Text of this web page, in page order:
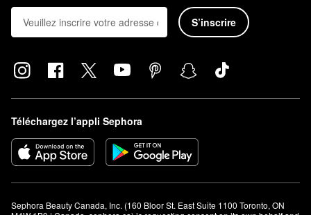
S’inscrire
Téléchargez l’appli Sephora
Sephora Beauty Canada, Inc. (160 Bloor St. East Suite 1100 Toronto, ON